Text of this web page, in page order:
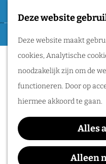
Deze website
Deze website maakt
cookies, Analytische
noodzakelijk zijn om de
functioneren. Door op
hiermee akkoord te gaan.
Alles
Alleen
a
F
a
v
o
r
i
e
e
M
e
n
u
Routes
Sorry, deze
beschikbaar.
de
Lezing:
Nijmegen